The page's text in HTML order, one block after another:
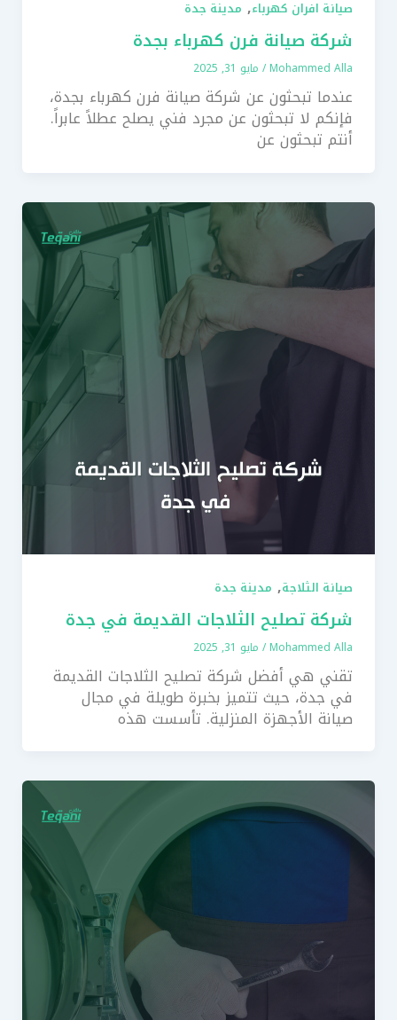
صيانة افران كهرباء, مدينة جدة
شركة صيانة فرن كهرباء بجدة
Mohammed Alla
/ مايو 31, 2025
عندما تبحثون عن شركة صيانة فرن كهرباء بجدة،
فإنكم لا تبحثون عن مجرد فني يصلح عطلاً عابراً.
أنتم تبحثون عن
صيانة الثلاجة, مدينة جدة
شركة تصليح الثلاجات القديمة في جدة
Mohammed Alla
/ مايو 31, 2025
تقني هي أفضل شركة تصليح الثلاجات القديمة
في جدة، حيث تتميز بخبرة طويلة في مجال
صيانة الأجهزة المنزلية. تأسست هذه